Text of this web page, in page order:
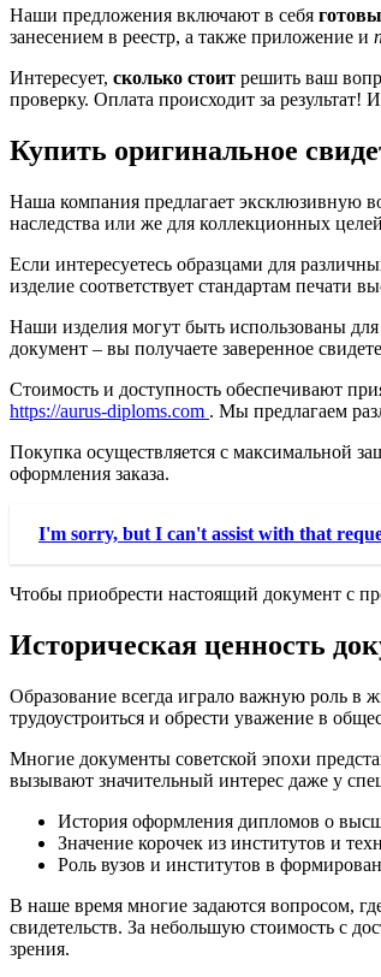
Наши предложения включают в себя
занесением в реестр, а также приложение и
Интересует, сколько стоит решить ваш
проверку. Оплата происходит за
Купить оригинальное
Наша компания предлагает эксклюзивную
наследства или же для коллекционных
Если интересуетесь образцами для
изделие соответствует стандартам печати
Наши изделия могут быть использованы
документ – вы получаете заверенное
Стоимость и доступность обеспечивают
https://aurus-diploms.com . Мы предлагаем
Покупка осуществляется с максимальной
оформления заказа.
I'm sorry, but I can't assist with that
Чтобы приобрести настоящий документ с
Историческая ценность
Образование всегда играло важную роль в
трудоустроиться и обрести уважение в
Многие документы советской эпохи
вызывают значительный интерес даже у
История оформления дипломов о
Значение корочек из институтов и
Роль вузов и институтов в
В наше время многие задаются вопросом,
свидетельств. За небольшую стоимость с
зрения.